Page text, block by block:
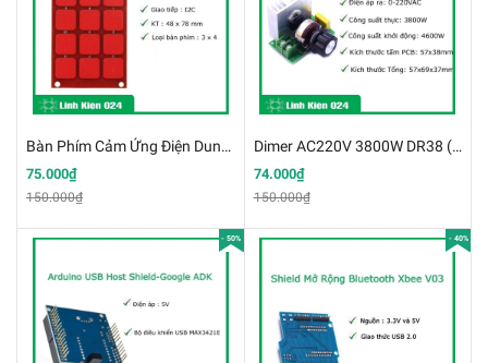
Bàn Phím Cảm Ứng Điện Dung 3x4 MPR121 (K3G9)
75.000₫
150.000₫
Dimer AC220V 3800W DR38 (K4A19)
74.000₫
150.000₫
- 50% - 40%